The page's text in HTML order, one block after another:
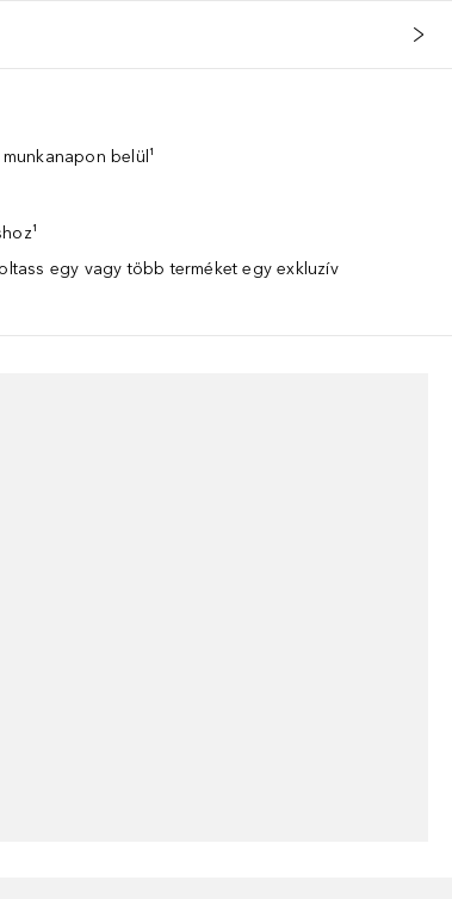
belül¹
egy vagy több terméket egy exkluzív